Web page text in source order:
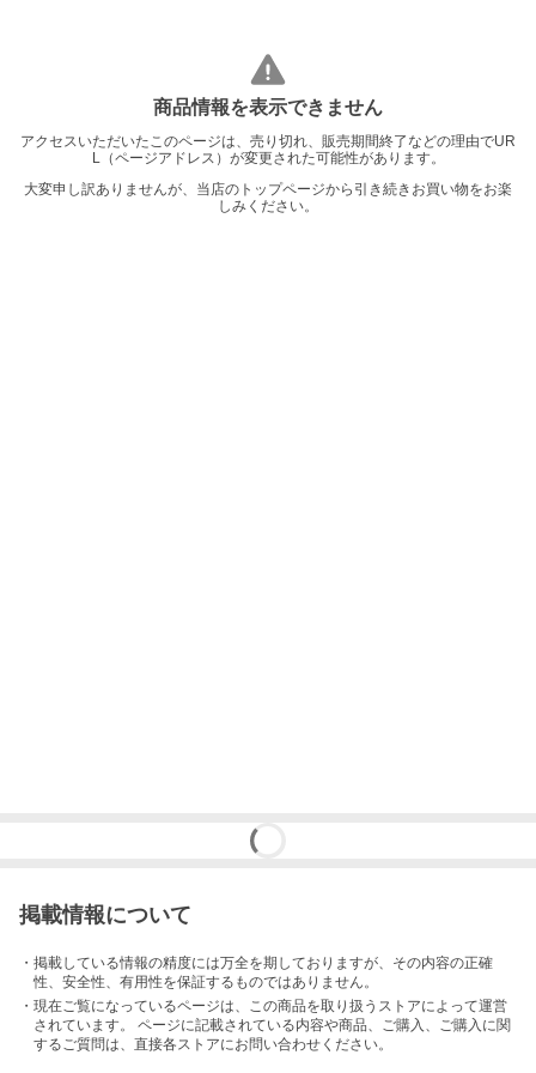
商品情報を表示できません
アクセスいただいたこのページは、売り切れ、販売期間終了などの理由でUR
L（ページアドレス）が変更された可能性があります。
大変申し訳ありませんが、当店のトップページから引き続きお買い物をお楽
しみください。
掲載情報について
・掲載している情報の精度には万全を期しておりますが、その内容の正確
性、安全性、有用性を保証するものではありません。
・現在ご覧になっているページは、この商品を取り扱うストアによって運営
されています。 ページに記載されている内容や商品、ご購入 、ご購入に関
するご質問は、直接各ストアにお問い合わせください。